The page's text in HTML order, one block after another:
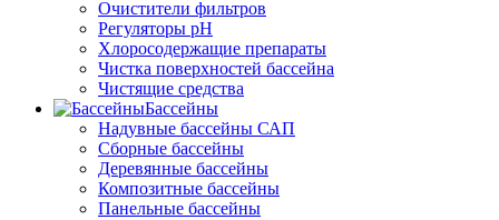
Очистители фильтров
Регуляторы pH
Хлоросодержащие препараты
Чистка поверхностей бассейна
Чистящие средства
Бассейны
Надувные бассейны САП
Сборные бассейны
Деревянные бассейны
Композитные бассейны
Панельные бассейны